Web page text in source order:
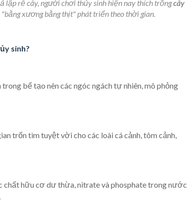
lập rễ cây, người chơi thủy sinh hiện nay thích trồngcây
xương bằng thịt" phát triển theo thời gian.
sinh?
bể tạo nên các ngóc ngách tự nhiên, mô phỏng
trốn tìm tuyệt vời cho các loài cá cảnh, tôm cảnh,
chất hữu cơ dư thừa, nitrate và phosphate trong nước